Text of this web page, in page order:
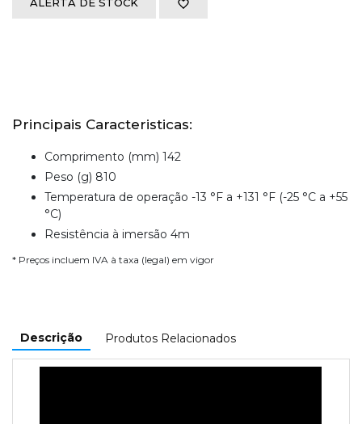
ALERTA DE STOCK
Principais Caracteristicas:
Comprimento (mm) 142
Peso (g) 810
Temperatura de operação -13 °F a +131 °F (-25 °C a +55
°C)
Resistência à imersão 4m
* Preços incluem IVA à taxa (legal) em vigor
Descrição Produtos Relacionados